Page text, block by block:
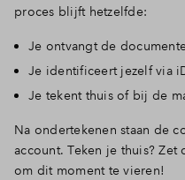
proces blijft hetzelfde:
Je ontvangt de
Je identificeert jezelf via
Je tekent thuis of bij de
Na ondertekenen staan de
account. Teken je thuis? Zet
om dit moment te vieren!